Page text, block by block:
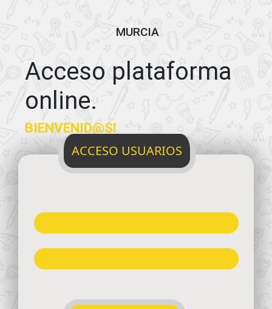
MURCIA
Acceso plataforma
online.
BIENVENID@S!
ACCESO USUARIOS